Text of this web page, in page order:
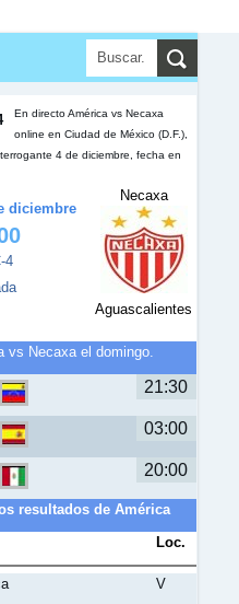
En directo América vs Necaxa
online en Ciudad de México (D.F.),
4 de diciembre, fecha en
diciembre
4
Necaxa
Aguascalientes
vs Necaxa el domingo.
21:30
03:00
20:00
resultados de América
Loc.
V